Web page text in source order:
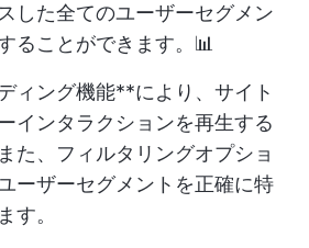
した全てのユーザーセグメン
ることができます。📊
ィング機能**により、サイト
インタラクションを再生する
た、フィルタリングオプショ
ーザーセグメントを正確に特
す。